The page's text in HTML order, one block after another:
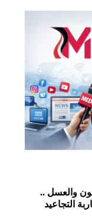
والعسل ..
التجاعيد